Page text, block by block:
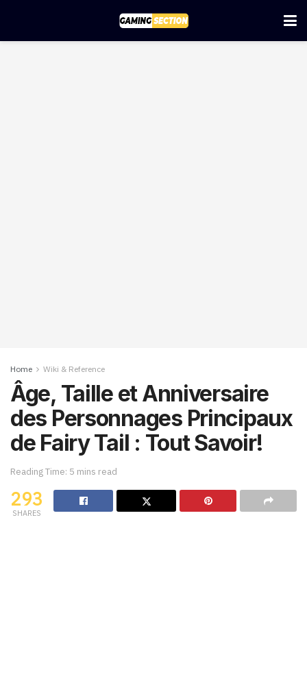
Home Wiki & Reference
Âge, Taille et Anniversaire
des Personnages Principaux
de Fairy Tail : Tout Savoir!
Reading Time: 5 mins read
293
SHARES